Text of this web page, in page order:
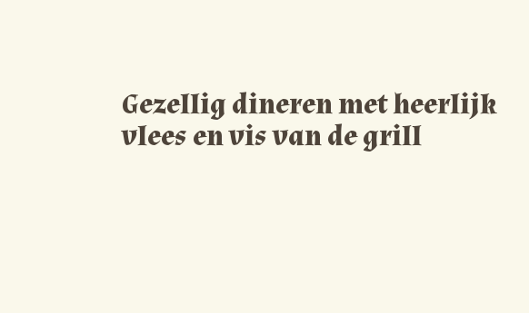
Gezellig dineren met heerlijk
vlees en vis van de grill